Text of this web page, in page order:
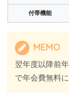
付帯機能
MEMO
翌年度以降前
で年会費無料に